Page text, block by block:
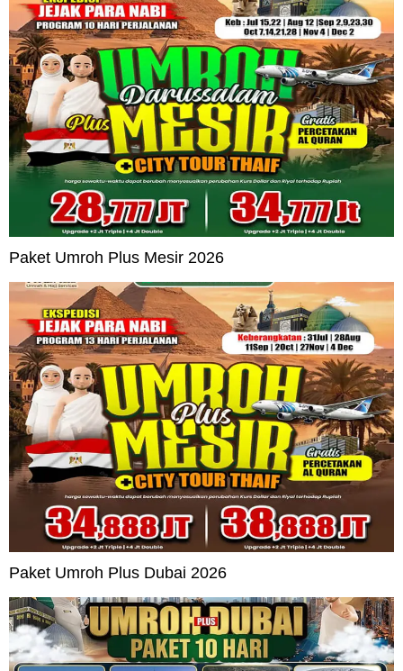
Paket Umroh Plus Mesir 2026
Paket Umroh Plus Dubai 2026